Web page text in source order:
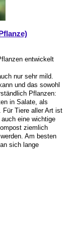
entwickelt
nur sehr mild.
und das sowohl
Pflanzen:
in Salate, als
Für Tiere aller Art ist
eine wichtige
ziemlich
Am besten
sich lange